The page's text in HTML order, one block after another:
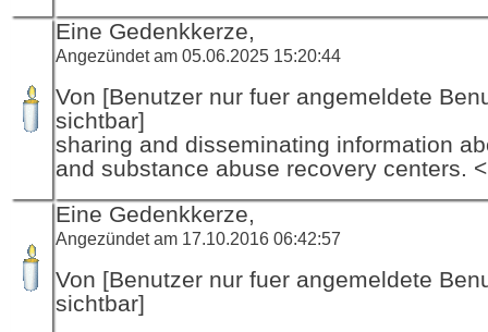
Eine Gedenkkerze,
Angezündet am 05.06.2025 15:20:44
Von [Benutzer nur fuer angemeldete
sichtbar]
sharing and disseminating information
and substance abuse recovery centers. <
Eine Gedenkkerze,
Angezündet am 17.10.2016 06:42:57
Von [Benutzer nur fuer angemeldete
sichtbar]